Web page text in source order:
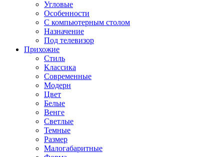
Угловые
Особенности
С компьютерным столом
Назначение
Под телевизор
Прихожие
Стиль
Классика
Современные
Модерн
Цвет
Белые
Венге
Светлые
Темные
Размер
Малогабаритные